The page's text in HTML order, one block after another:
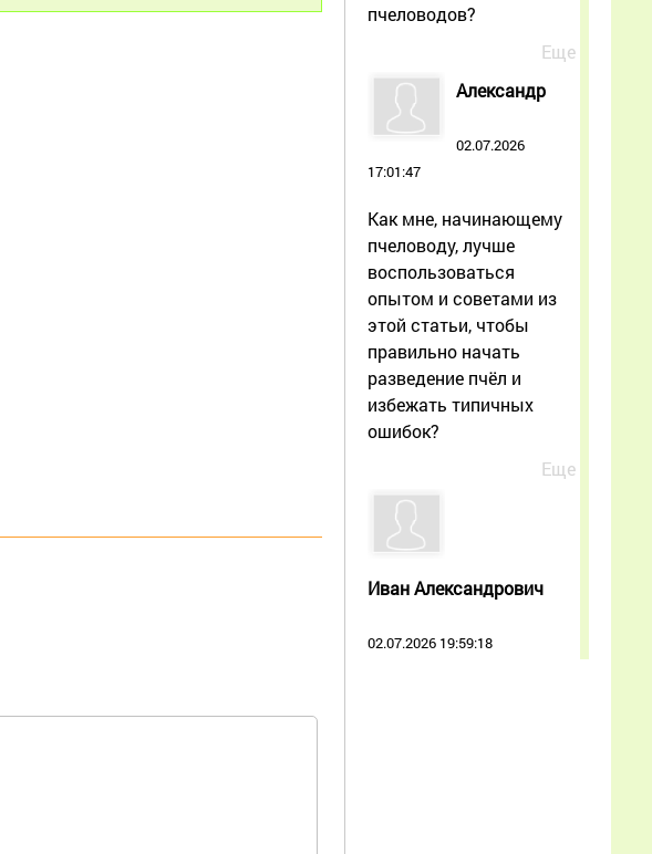
пчеловодов?
Еще
Александр
02.07.2026
17:01:47
Как мне, начинающему
пчеловоду, лучше
воспользоваться
опытом и советами из
этой статьи, чтобы
правильно начать
разведение пчёл и
избежать типичных
ошибок?
Еще
Иван Александрович
02.07.2026 19:59:18